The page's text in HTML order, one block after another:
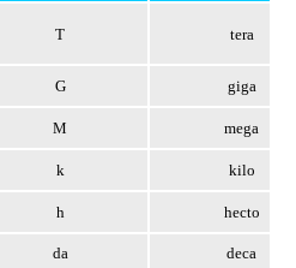
T tera
G giga
M mega
k kilo
h hecto
da deca